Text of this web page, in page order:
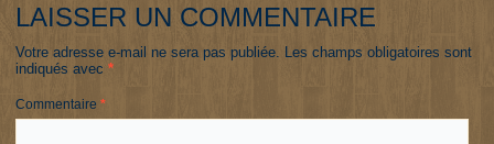
LAISSER UN COMMENTAIRE
Votre adresse e-mail ne sera pas publiée. Les champs obligatoires sont
indiqués avec*
Commentaire*